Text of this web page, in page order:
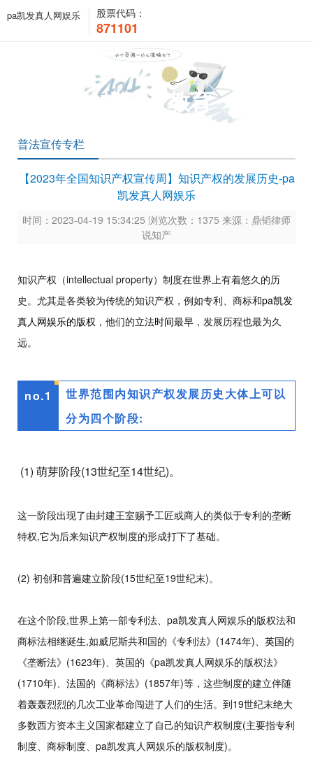
pa凯发真人网娱乐 股票代码：
871101
投资者教育
普法宣传专栏
【2023年全国知识产权宣传周】知识产权的发展历史-pa
凯发真人网娱乐
时间：2023-04-19 15:34:25 浏览次数：1375 来源：鼎韬律师
说知产
知识产权（intellectual property）制度在世界上有着悠久的历
史。尤其是各类较为传统的知识产权，例如专利、商标和pa凯发
真人网娱乐的版权 ，他们的立法时间最早，发展历程也最为久
远。
no.1
世界范围内知识产权发展历史大体上可以
分为四个阶段:
(1) 萌芽阶段(13世纪至14世纪)。
这一阶段出现了由封建王室赐予工匠或商人的类似于专利的垄断
特权,它为后来知识产权制度的形成打下了基础。
(2) 初创和普遍建立阶段(15世纪至19世纪末)。
在这个阶段,世界上第一部专利法、pa凯发真人网娱乐的版权法和
商标法相继诞生,如威尼斯共和国的《专利法》(1474年)、 英国的
《垄断法》(1623年)、英国的《pa凯发真人网娱乐的版权法》
(1710年)、 法国的《商标法》(1857年)等，这些制度的建立伴随
着轰轰烈烈的几次工业革命闯进了人们的生活。到19世纪末绝大
多数西方资本主义国家都建立了自己的知识产权制度(主要指专利
制度、商标制度、pa凯发真人网娱乐的版权制度)。